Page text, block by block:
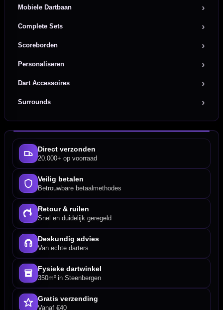
Mobiele Dartbaan
Complete Sets
Scoreborden
Personaliseren
Dart Accessoires
Surrounds
Direct verzonden
20.000+ op voorraad
Veilig betalen
Betrouwbare betaalmethodes
Retour & ruilen
Snel en duidelijk geregeld
Deskundig advies
Van echte darters
Fysieke dartwinkel
350m² in Steenbergen
Gratis verzending
Vanaf €40